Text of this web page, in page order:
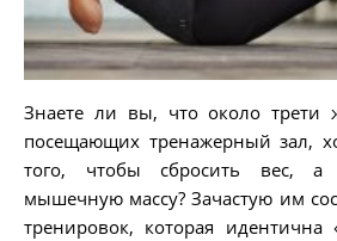
Знаете ли вы, что около трети
посещающих тренажерный зал,
того, чтобы сбросить вес, а
мышечную массу? Зачастую им
тренировок, которая идентична